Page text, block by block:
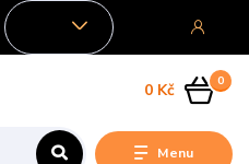
Menu
0
0 Kč